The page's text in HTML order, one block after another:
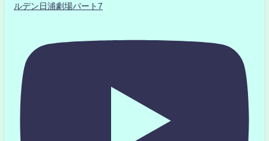
ルデン日浦劇場パート7